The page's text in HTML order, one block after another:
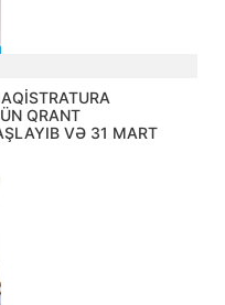
QRANT
VƏ 31 MART